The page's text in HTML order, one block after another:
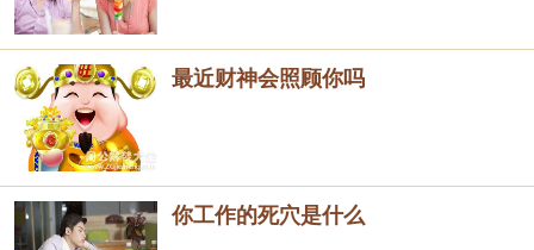
最近财神会照顾你吗
你工作的死穴是什么